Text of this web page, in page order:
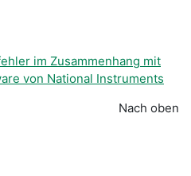
im Zusammenhang mit
von National Instruments
Nach oben